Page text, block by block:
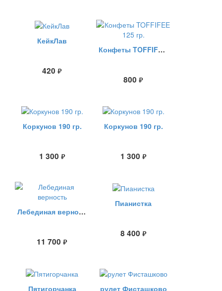
КейкЛав
420 руб.
Конфеты TOFFIFEE 125 гр.
800 руб.
Коркунов 190 гр.
1 300 руб.
Коркунов 190 гр.
1 300 руб.
Лебединая верность
11 700 руб.
Пианистка
8 400 руб.
Пятигорчанка рулет Фисташково